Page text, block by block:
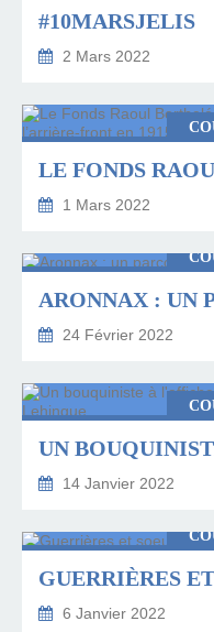
#10MARSJELIS
2 Mars 2022
1 Mars 2022
24 Février 2022
14 Janvier 2022
GUERRIÈRES
6 Janvier 2022